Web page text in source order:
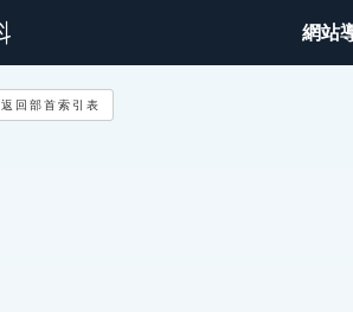
網站
返回部首索引表